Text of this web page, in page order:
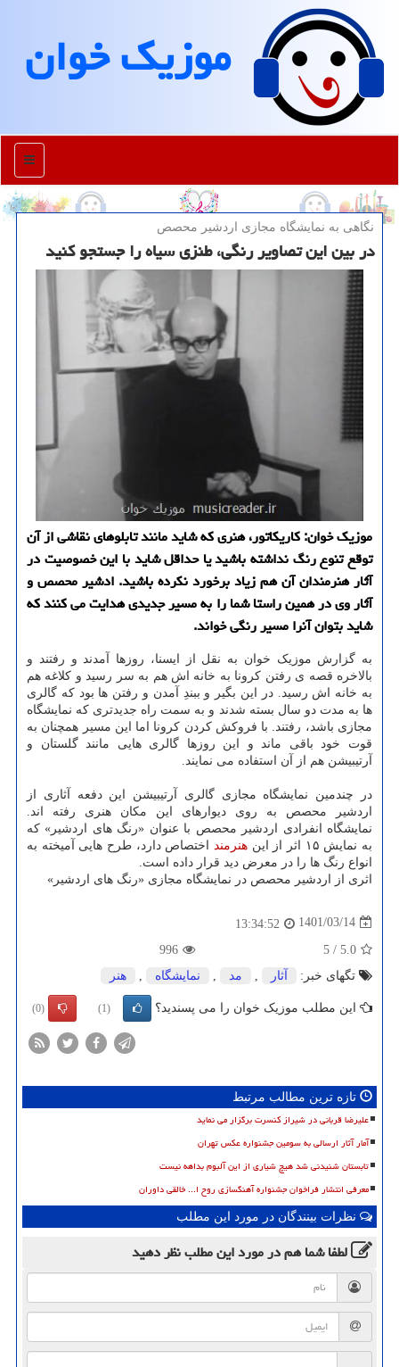
موزیك خوان
منو
نگاهی به نمایشگاه مجازی اردشیر محصص
در بین این تصاویر رنگی، طنزی سیاه را جستجو کنید
موزیک خوان: کاریکاتور، هنری که شاید مانند تابلوهای نقاشی از آن
توقع تنوع رنگ نداشته باشید یا حداقل شاید با این خصوصیت در
آثار هنرمندان آن هم زیاد برخورد نکرده باشید. ادشیر محصص و
آثار وی در همین راستا شما را به مسیر جدیدی هدایت می کنند که
شاید بتوان آنرا مسیر رنگی خواند.
به گزارش موزیک خوان به نقل از ایسنا، روزها آمدند و رفتند و
بالاخره قصه ی رفتن کرونا به خانه اش هم به سر رسید و کلاغه هم
به خانه اش رسید. در این بگیر و ببندِ آمدن و رفتن ها بود که گالری
ها به مدت دو سال بسته شدند و به سمت راه جدیدتری که نمایشگاه
مجازی باشد، رفتند. با فروکش کردن کرونا اما این مسیر همچنان به
قوت خود باقی ماند و این روزها گالری هایی مانند گلستان و
آرتیبیشن هم از آن استفاده می نمایند.
در چندمین نمایشگاه مجازی گالری آرتیبیشن این دفعه آثاری از
اردشیر محصص به روی دیوارهای این مکان هنری رفته اند.
نمایشگاه انفرادی اردشیر محصص با عنوان «رنگ های اردشیر» که
به نمایش ۱۵ اثر از این
هنرمند اختصاص دارد، طرح هایی آمیخته به
انواع رنگ ها را در معرض دید قرار داده است.
اثری از اردشیر محصص در نمایشگاه مجازی «رنگ های اردشیر»
1401/03/14
13:34:52
5.0
/
5
996
تگهای خبر:
آثار مد نمایشگاه هنر
این مطلب موزیک خوان را می پسندید؟ (1)
(0)
تازه ترین مطالب مرتبط
علیرضا قربانی در شیراز کنسرت برگزار می نماید
آمار آثار ارسالی به سومین جشنواره عکس تهران
تابستان شنیدنی شد هیچ شیاری از این آلبوم بداهه نیست
معرفی انتشار فراخوان جشنواره آهنگسازی روح ا... خالقی داوران
نظرات بینندگان در مورد این مطلب
لطفا شما همدر مورد این مطلبنظر دهید